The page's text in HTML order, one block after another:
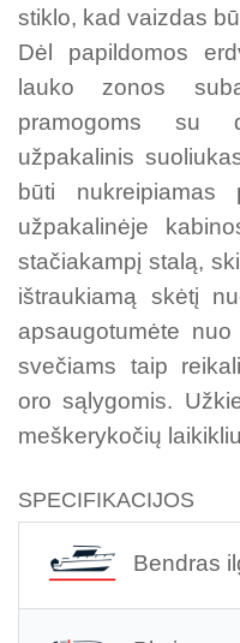
stiklo, kad vaizdas
Dėl papildomos
lauko zonos
pramogoms su
užpakalinis
būti nukreipiamas
užpakalinėje
stačiakampį stalą,
ištraukiamą skėtį
apsaugotumėte
svečiams taip
oro sąlygomis.
meškerykočių
SPECIFIKACIJOS
Bendras